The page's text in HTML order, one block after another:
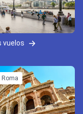
vuelos
Roma